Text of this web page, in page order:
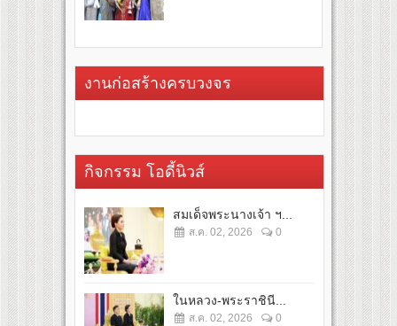
งานก่อสร้างครบวงจร
กิจกรรม โอดี้นิวส์
สมเด็จพระนางเจ้า ฯ...
ส.ค. 02, 2026 0
ในหลวง-พระราชินี...
ส.ค. 02, 2026 0